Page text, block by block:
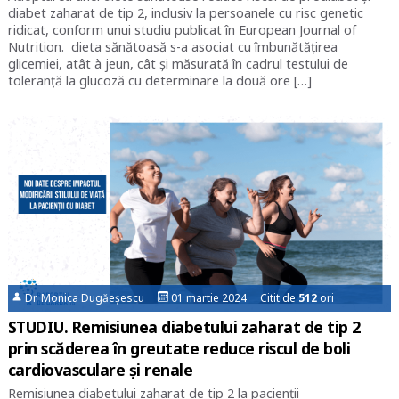
diabet zaharat de tip 2, inclusiv la persoanele cu risc genetic
ridicat, conform unui studiu publicat în European Journal of
Nutrition. dieta sănătoasă s-a asociat cu îmbunătăţirea
glicemiei, atât à jeun, cât şi măsurată în cadrul testului de
toleranţă la glucoză cu determinare la două ore […]
Dr. Monica Dugăeșescu 01 martie 2024 Citit de512ori
STUDIU. Remisiunea diabetului zaharat de tip 2
prin scăderea în greutate reduce riscul de boli
cardiovasculare și renale
Remisiunea diabetului zaharat de tip 2 la pacienții